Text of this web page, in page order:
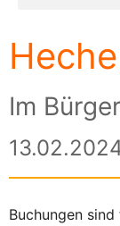
Im
Buchungen